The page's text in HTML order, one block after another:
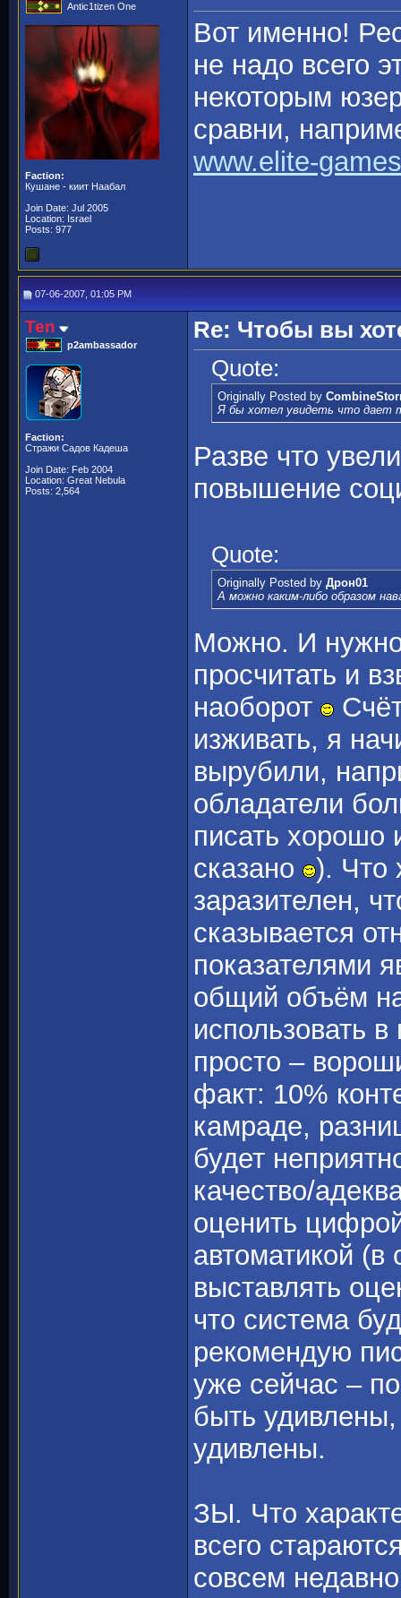
Antic1tizen One
Faction:
Кушане - киит Наабал
Join Date: Jul 2005
Location: Israel
Posts: 977
Вот именно!
не надо всего
некоторым
сравни,
www.elite-
07-06-2007, 01:05 PM
Ten
p2ambassador
Faction:
Стражи Садов Кадеша
Join Date: Feb 2004
Location: Great Nebula
Posts: 2,564
Re: Чтобы вы
Quote:
Originally Posted by
Я бы хотел увидеть что дает
Разве что
повышение
Quote:
Originally Posted by Дрон01
А можно каким-либо образом
Можно. И
просчитать и
наоборот
изживать, я
вырубили,
обладатели
писать хорошо
сказано
). Что
заразителен,
сказывается
показателями
общий объём
использовать
просто –
факт: 10%
камраде,
будет
качество/
оценить
автоматикой
выставлять
что система
рекомендую
уже сейчас –
быть
удивлены.
ЗЫ. Что
всего
совсем